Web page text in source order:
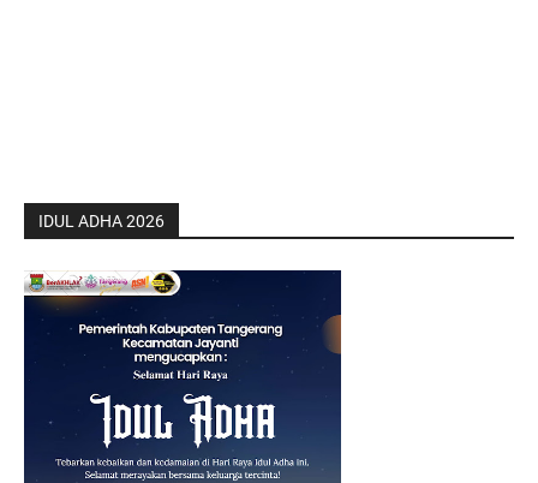
IDUL ADHA 2026